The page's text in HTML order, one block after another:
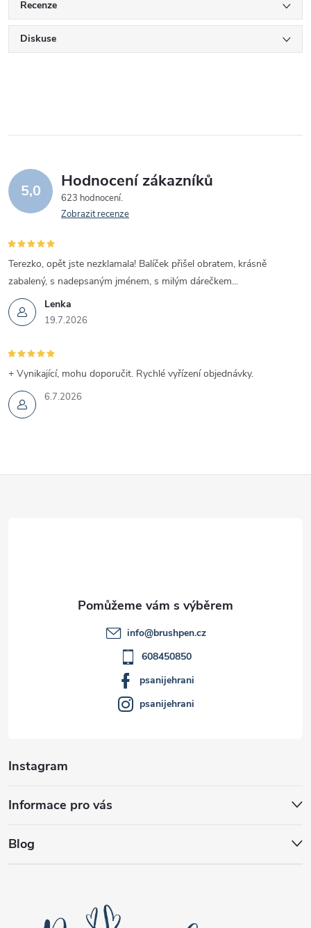
Recenze
Diskuse
5,0 Hodnocení zákazníků
623 hodnocení
Zobrazit recenze
Lenka
19.7.2026
Terezko, opět jste nezklamala! Balíček přišel obratem, krásně
zabalený, s nadepsaným jménem, s milým dárečkem...
6.7.2026
+ Vynikající, mohu doporučit. Rychlé vyřízení objednávky.
Instagram
Informace pro vás
Blog
info@brushpen.cz
608450850
psanijehrani
psanijehrani